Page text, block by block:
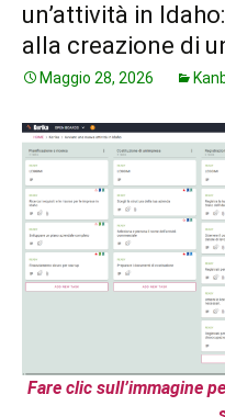
un’attività in
alla creazione di
Maggio 28, 2026
Fare clic sull’immagine